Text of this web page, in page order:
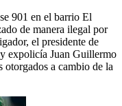
901 en el barrio El
de manera ilegal por
el presidente de
expolicía Juan Guillermo
otorgados a cambio de la